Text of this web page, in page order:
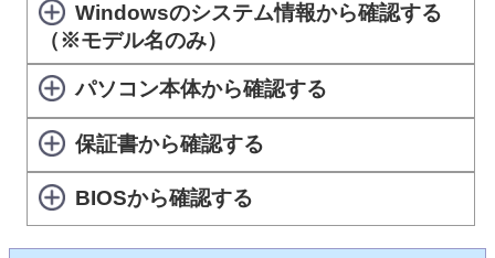
Windowsのシステム情報から確認する
（※モデル名のみ）
パソコン本体から確認する
保証書から確認する
BIOSから確認する